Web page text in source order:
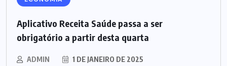
Aplicativo Receita Saúde passa a ser
obrigatório a partir desta quarta
ADMIN 1 DE JANEIRO DE 2025